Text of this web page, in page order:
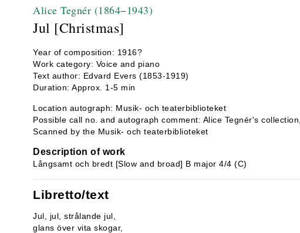
Alice Tegnér (1864−1943)
Jul [Christmas]
Year of composition: 1916?
Work category: Voice and piano
Text author: Edvard Evers (1853-1919)
Duration: Approx. 1-5 min
Location autograph: Musik- och teaterbiblioteket
Possible call no. and autograph comment: Alice Tegnér's
Scanned by the Musik- och teaterbiblioteket
Description of work
Långsamt och bredt [Slow and broad] B major 4/4 (C)
Libretto/text
Jul, jul, strålande jul,
glans över vita skogar,